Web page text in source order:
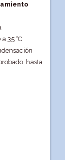
35 °C
hasta